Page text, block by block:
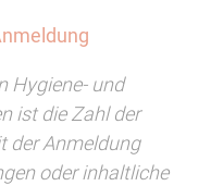
Hygiene- und
ist die Zahl der
der Anmeldung
oder inhaltliche